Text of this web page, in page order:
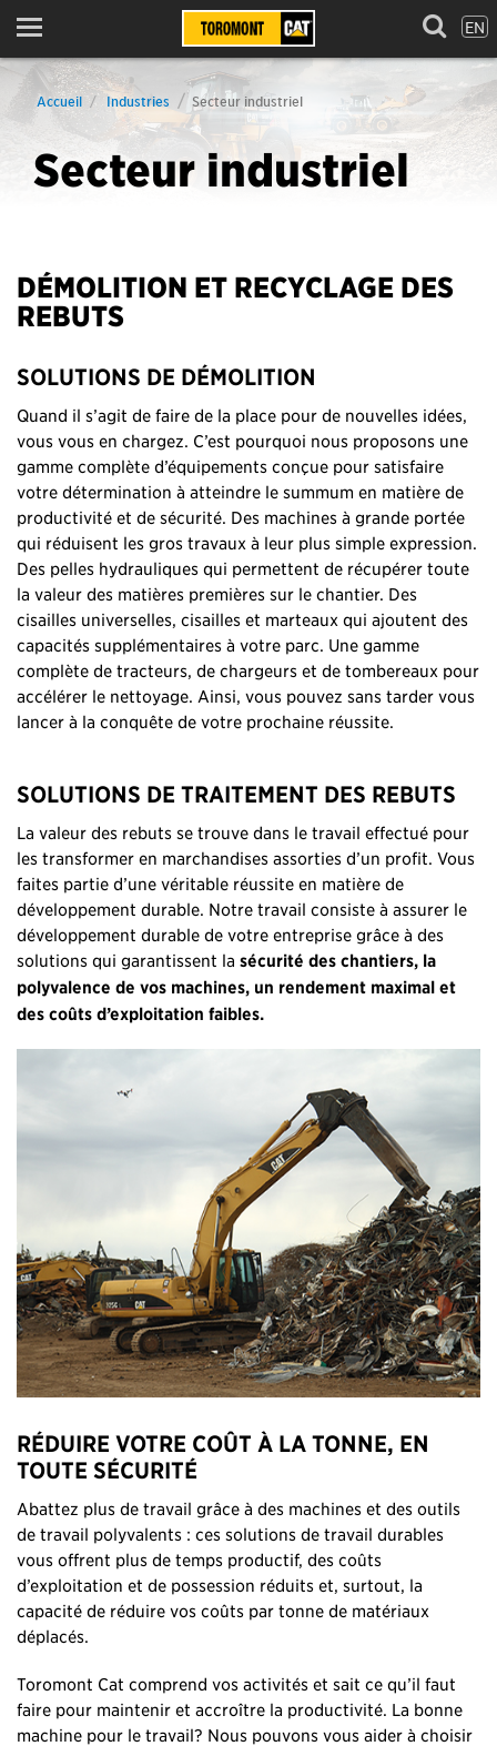
Menu EN
Accueil Industries Secteur industriel
Secteur industriel
DÉMOLITION ET RECYCLAGE DES
REBUTS
SOLUTIONS DE DÉMOLITION
Quand il s’agit de faire de la place pour de nouvelles idées,
vous vous en chargez. C’est pourquoi nous proposons une
gamme complète d’équipements conçue pour satisfaire
votre détermination à atteindre le summum en matière de
productivité et de sécurité. Des machines à grande portée
qui réduisent les gros travaux à leur plus simple expression.
Des pelles hydrauliques qui permettent de récupérer toute
la valeur des matières premières sur le chantier. Des
cisailles universelles, cisailles et marteaux qui ajoutent des
capacités supplémentaires à votre parc. Une gamme
complète de tracteurs, de chargeurs et de tombereaux pour
accélérer le nettoyage. Ainsi, vous pouvez sans tarder vous
lancer à la conquête de votre prochaine réussite.
SOLUTIONS DE TRAITEMENT DES REBUTS
La valeur des rebuts se trouve dans le travail effectué pour
les transformer en marchandises assorties d’un profit. Vous
faites partie d’une véritable réussite en matière de
développement durable. Notre travail consiste à assurer le
développement durable de votre entreprise grâce à des
solutions qui garantissent la sécurité des chantiers, la
polyvalence de vos machines, un rendement maximal et
des coûts d’exploitation faibles.
RÉDUIRE VOTRE COÛT À LA TONNE, EN
TOUTE SÉCURITÉ
Abattez plus de travail grâce à des machines et des outils
de travail polyvalents : ces solutions de travail durables
vous offrent plus de temps productif, des coûts
d’exploitation et de possession réduits et, surtout, la
capacité de réduire vos coûts par tonne de matériaux
déplacés.
Toromont Cat comprend vos activités et sait ce qu’il faut
faire pour maintenir et accroître la productivité. La bonne
machine pour le travail? Nous pouvons vous aider à choisir